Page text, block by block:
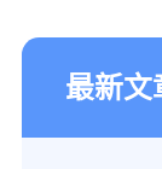
最新文